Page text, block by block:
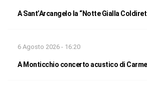
A Sant’Arcangelo la “Notte Gialla
6 Agosto 2026 - 16:20
A Monticchio concerto acustico di